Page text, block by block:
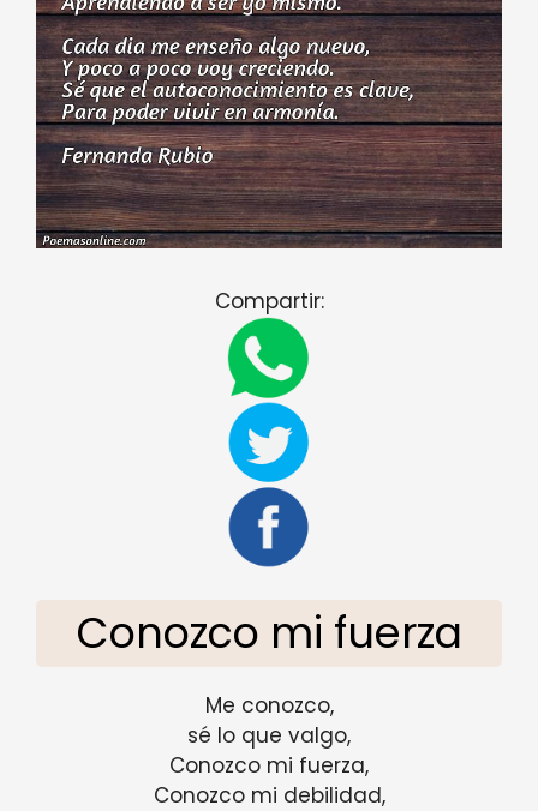
Compartir:
Conozco mi fuerza
Me conozco,
sé lo que valgo,
Conozco mi fuerza,
Conozco mi debilidad,